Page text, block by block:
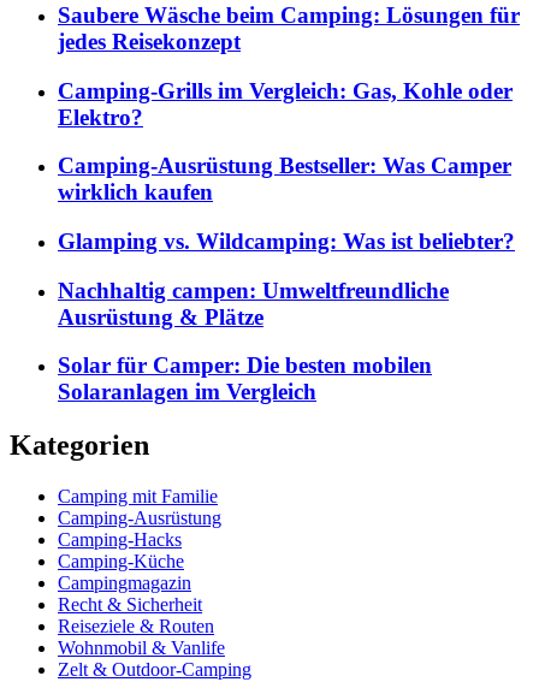
Saubere Wäsche beim Camping: Lösungen für
jedes Reisekonzept
Camping-Grills im Vergleich: Gas, Kohle oder
Elektro?
Camping-Ausrüstung Bestseller: Was Camper
wirklich kaufen
Glamping vs. Wildcamping: Was ist beliebter?
Nachhaltig campen: Umweltfreundliche
Ausrüstung & Plätze
Solar für Camper: Die besten mobilen
Solaranlagen im Vergleich
Kategorien
Camping mit Familie
Camping-Ausrüstung
Camping-Hacks
Camping-Küche
Campingmagazin
Recht & Sicherheit
Reiseziele & Routen
Wohnmobil & Vanlife
Zelt & Outdoor-Camping